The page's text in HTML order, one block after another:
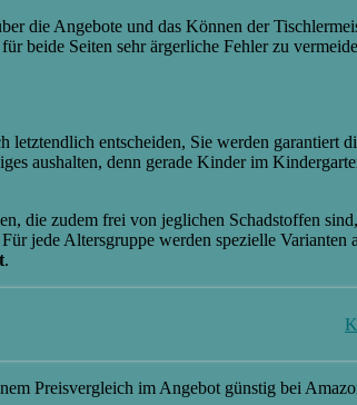
die Angebote und das Können der
beide Seiten sehr ärgerliche Fehler zu
letztendlich entscheiden, Sie werden garantiert
aushalten, denn gerade Kinder im
die zudem frei von jeglichen Schadstoffen
jede Altersgruppe werden spezielle
.
Preisvergleich im Angebot günstig bei